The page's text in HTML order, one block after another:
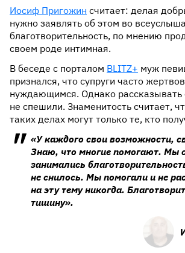
Иосиф Пригожин считает: делая
нужно заявлять об этом во
благотворительность, по мнению
своем роде интимная.
В беседе с порталом BLITZ+ муж
признался, что супруги часто
нуждающимся. Однако рассказывать
не спешили. Знаменитость считает,
таких делах могут только те, кто
«У каждого свои возможности,
Знаю, что многие помогают. Мы
занимались
не снилось. Мы помогали и не
на эту тему никогда.
тишину».